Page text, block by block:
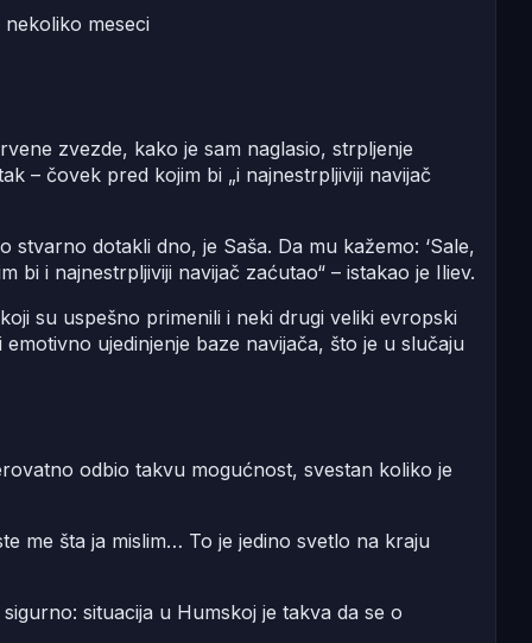
meseci
zvezde, kako je sam naglasio, strpljenje
– čovek pred kojim bi „i najnestrpljiviji navijač
dotakli dno, je Saša. Da mu kažemo: ‘Sale,
bi i najnestrpljiviji navijač zaćutao“ – istakao je Iliev.
su uspešno primenili i neki drugi veliki evropski
ujedinjenje baze navijača, što je u slučaju
odbio takvu mogućnost, svestan koliko je
me šta ja mislim… To je jedino svetlo na kraju
situacija u Humskoj je takva da se o